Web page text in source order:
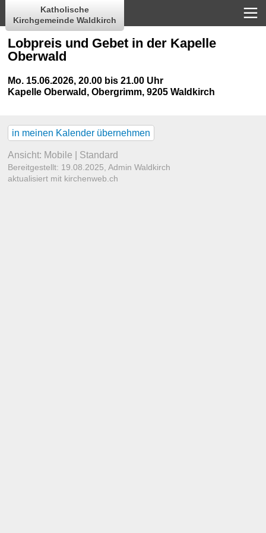
Katholische
Kirchgemeinde Waldkirch
Lobpreis und Gebet in der Kapelle
Oberwald
Mo. 15.06.2026, 20.00 bis 21.00 Uhr
Kapelle Oberwald ,Obergrimm, 9205 Waldkirch
in meinen Kalender übernehmen
Ansicht: Mobile Standard
Bereitgestellt: 19.08.2025,Admin Waldkirch
aktualisiert mit kirchenweb.ch